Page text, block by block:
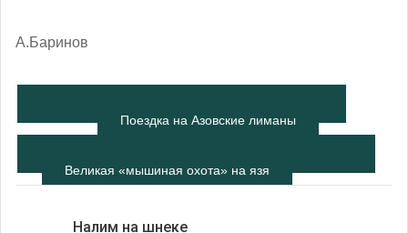
А.Баринов
Поездка на Азовские лиманы
Великая «мышиная охота» на язя
Налим на шнеке